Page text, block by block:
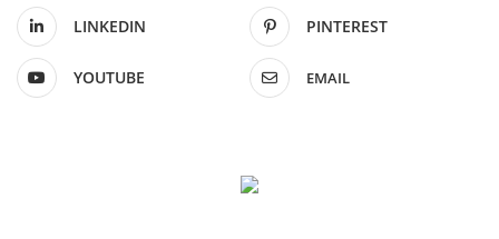
LINKEDIN PINTEREST
YOUTUBE EMAIL